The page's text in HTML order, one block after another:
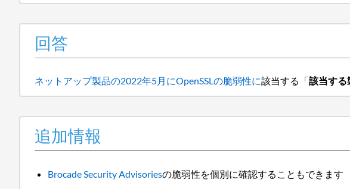
回答
ネットアップ製品の2022年5 月 にOpenSSLの脆弱性に該当する「該当する
追加情報
Brocade Security Advisoriesの脆弱性を個別に確認することもできます